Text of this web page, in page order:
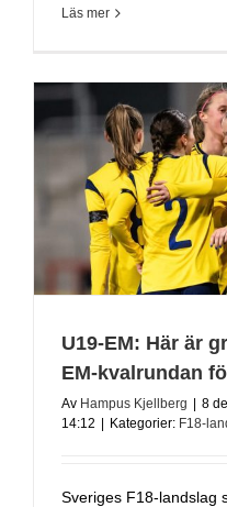
Läs mer
U19-EM: Här är
EM-kvalrundan
Av Hampus Kjellberg
8
14:12
Kategorier: F18-
Sveriges F18-landslag